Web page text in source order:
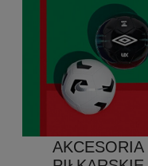
AKCESORIA